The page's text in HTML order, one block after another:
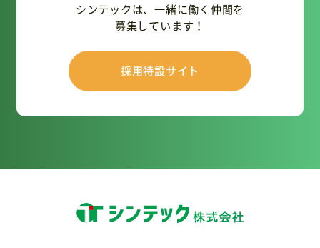
シンテックは、一緒に働く仲間を
募集しています！
採用特設サイト